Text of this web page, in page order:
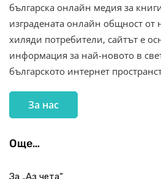
българска онлайн медия за
изградената онлайн общност от
хиляди потребители, сайтът е
информация за най-новото в
българското интернет
За нас
Още…
За „Аз чета“